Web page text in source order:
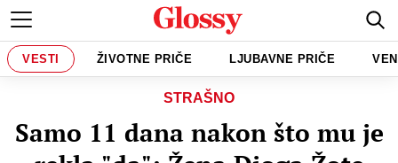
VESTI ŽIVOTNE PRIČE LJUBAVNE PRIČE
STRAŠNO
Samo 11 dana nakon što mu je